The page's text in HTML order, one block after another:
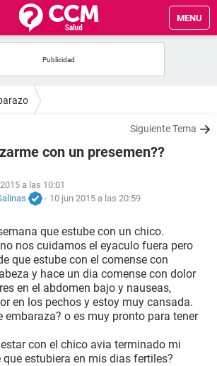
MENU
Siguiente Tema
con un presemen??
a las 10:01
- 10 jun 2015 a las 20:59
que estube con un chico.
nos cuidamos el eyaculo fuera pero
que estube con el comense con
y hace un dia comense con dolor
en el abdomen bajo y nauseas,
en los pechos y estoy muy cansada.
embaraza? o es muy pronto para tener
con el chico avia terminado mi
que estubiera en mis dias fertiles?